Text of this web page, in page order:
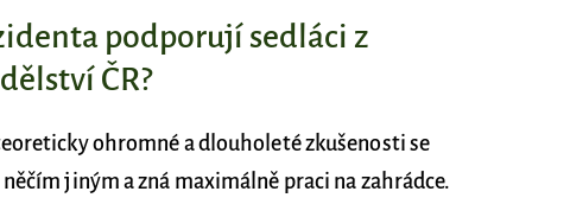
podporují sedláci z
ČR?
ohromné a dlouholeté zkušenosti se
jiným a zná maximálně praci na zahrádce.